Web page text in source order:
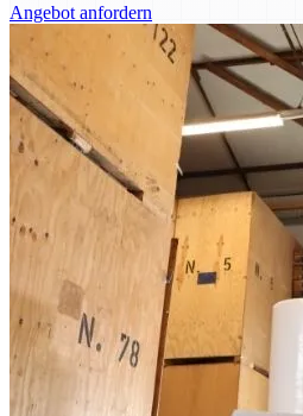
Angebot anfordern